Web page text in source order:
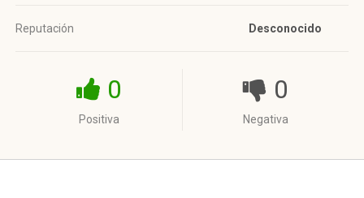
Reputación Desconocido
0
Positiva
0
Negativa